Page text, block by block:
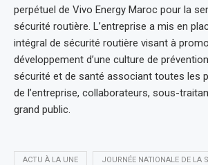
perpétuel de Vivo Energy Maroc pour la
sécurité routière. L’entreprise a mis en
intégral de sécurité routière visant à
développement d’une culture de
sécurité et de santé associant toutes les
de l’entreprise, collaborateurs, sous-
grand public.
ACTU À LA UNE JOURNÉE NATIONALE DE LA